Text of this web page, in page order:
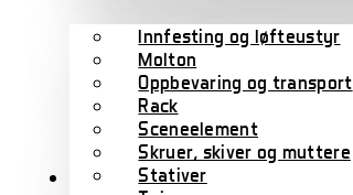
Innfesting og løfteustyr
Molton
Oppbevaring og transport
Rack
Sceneelement
Skruer, skiver og muttere
Stativer
Tilbehør